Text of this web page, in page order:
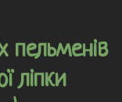
пельменів
ліпки